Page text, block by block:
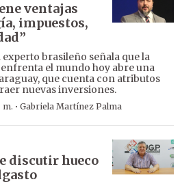
ventajas
impuestos,
experto brasileño señala que la
el mundo hoy abre una
que cuenta con atributos
nuevas inversiones.
m. · Gabriela Martínez Palma
discutir hueco